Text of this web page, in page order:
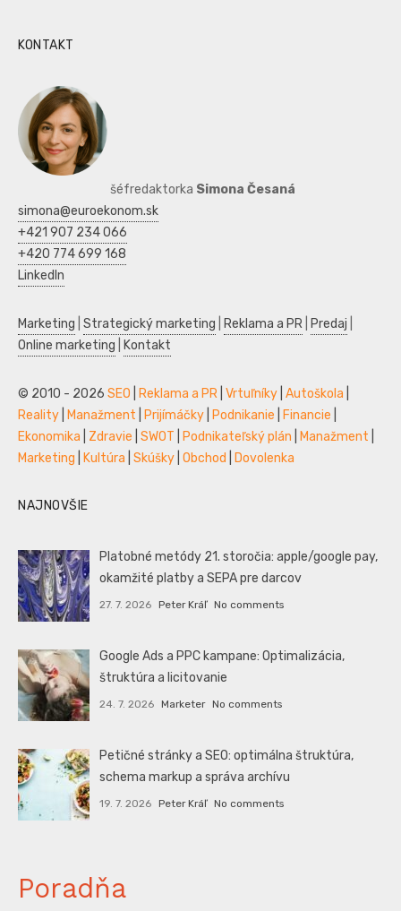
KONTAKT
šéfredaktorka Simona Česaná
simona@euroekonom.sk
+421 907 234 066
+420 774 699 168
LinkedIn
Marketing Strategický marketing Reklama a PR Predaj
Online marketing
Kontakt
© 2010 - 2026 SEO Reklama a PR Vrtuľníky Autoškola
Reality
Manažment Prijímáčky Podnikanie Financie
Ekonomika
Zdravie SWOT Podnikateľský plán Manažment
Marketing
Kultúra Skúšky Obchod Dovolenka
NAJNOVŠIE
Platobné metódy 21. storočia: apple/google pay,
okamžité platby a SEPA pre darcov
27. 7. 2026 Peter Kráľ No comments
Google Ads a PPC kampane: Optimalizácia,
štruktúra a licitovanie
24. 7. 2026 Marketer No comments
Petičné stránky a SEO: optimálna štruktúra,
schema markup a správa archívu
19. 7. 2026 Peter Kráľ No comments
Poradňa